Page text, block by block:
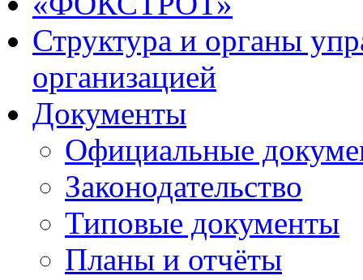
Структура и органы
организацией
Документы
Официальные
Законодательство
Типовые документы
Планы и отчёты